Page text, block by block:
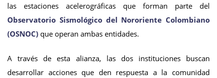
las estaciones acelerográficas que forman parte del
Observatorio Sismológico del Nororiente Colombiano
(OSNOC) que operan ambas entidades.
A través de esta alianza, las dos instituciones buscan
desarrollar acciones que den respuesta a la comunidad